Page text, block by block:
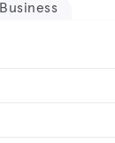
Business